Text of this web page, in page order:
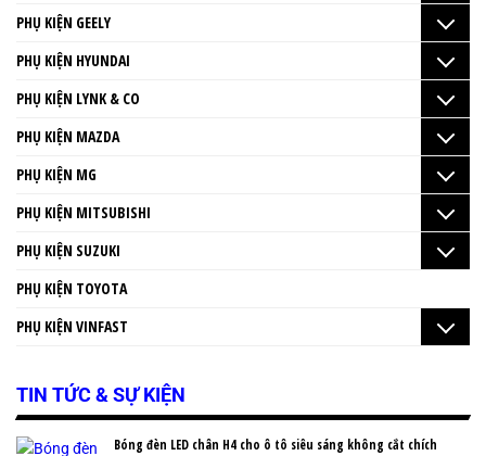
PHỤ KIỆN GEELY
PHỤ KIỆN HYUNDAI
PHỤ KIỆN LYNK & CO
PHỤ KIỆN MAZDA
PHỤ KIỆN MG
PHỤ KIỆN MITSUBISHI
PHỤ KIỆN SUZUKI
PHỤ KIỆN TOYOTA
PHỤ KIỆN VINFAST
TIN TỨC & SỰ KIỆN
Bóng đèn LED chân H4 cho ô tô siêu sáng không cắt chích